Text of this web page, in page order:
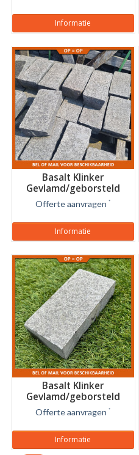
Informatie
Basalt Klinker
Gevlamd/geborsteld
24x12x8 cm
Offerte aanvragen *
Informatie
Basalt Klinker
Gevlamd/geborsteld
20x10x5 cm
Offerte aanvragen *
Informatie